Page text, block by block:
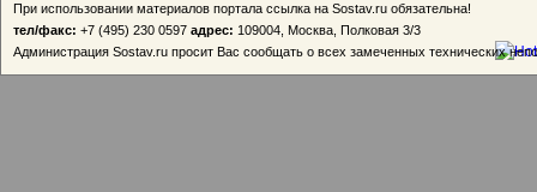
При использовании материалов портала ссылка на Sostav.ru обязательна!
тел/факс: +7 (495) 230 0597 адрес: 109004, Москва, Полковая 3/3
Администрация Sostav.ru просит Вас сообщать о всех замеченных технических